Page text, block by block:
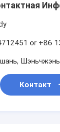
or +86
Контакт